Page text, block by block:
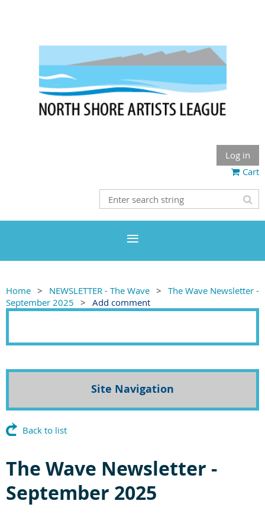
Log in
Cart
Home NEWSLETTER - The Wave
The Wave Newsletter -
September 2025
Add comment
Site Navigation
Back to list
The Wave Newsletter -
September 2025